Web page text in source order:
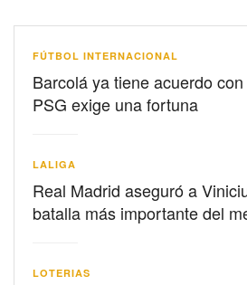
FÚTBOL INTERNACIONAL
Barcolá ya tiene acuerdo
PSG exige una fortuna
LALIGA
Real Madrid aseguró a
batalla más importante del
LOTERIAS